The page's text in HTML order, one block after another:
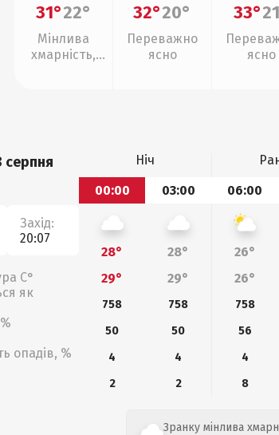
31°22°
Мінлива
хмарність,
32°20°
Переважно
ясно
33°
ясно
серпня
Захід:
20:07
С°
як
опадів, %
Ніч
00:00
03:00 06:00
28° 28° 26°
29°
29° 26°
758 758 758
50
50 56
4
4 4
2
2 8
Зранку мінлива